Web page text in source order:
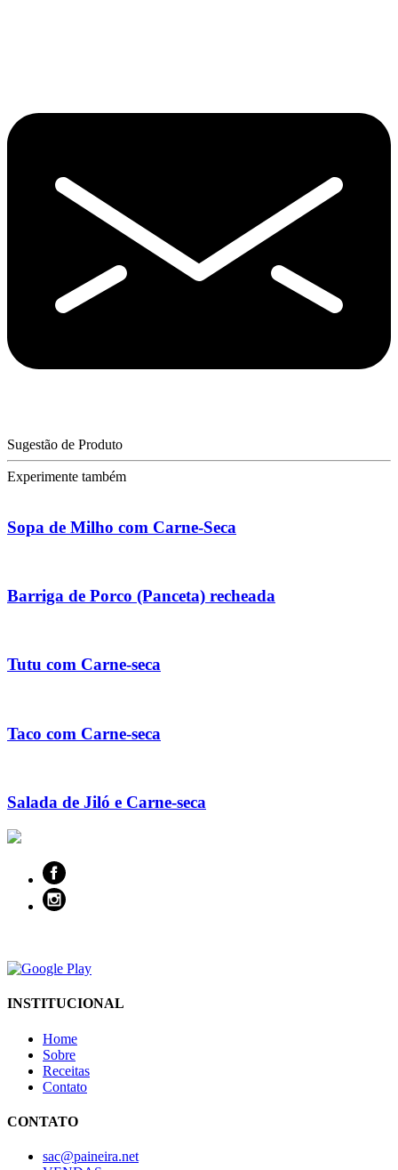
Sugestão de Produto
Experimente também
Sopa de Milho com Carne-Seca
Barriga de Porco (Panceta) recheada
Tutu com Carne-seca
Taco com Carne-seca
Salada de Jiló e Carne-seca
INSTITUCIONAL
Home
Sobre
Receitas
Contato
CONTATO
sac@paineira.net